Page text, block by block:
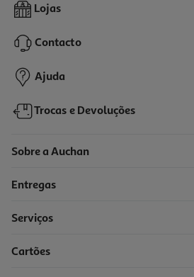
Lojas
Contacto
Ajuda
Trocas e Devoluções
Sobre a Auchan
Entregas
Serviços
Cartões